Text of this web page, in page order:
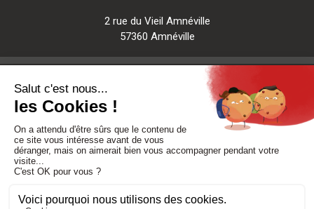
2 rue du Vieil Amnéville
57360 Amnéville
Besoin d'aide